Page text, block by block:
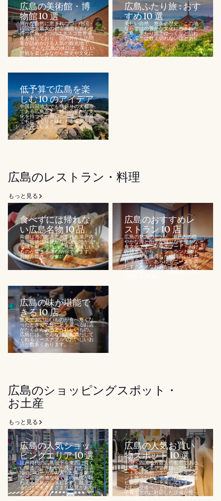
広島の美術館・博
物館 10 選
豊かな自然に恵まれつつ、中国・
四国地方最大の都市機能もあわせ
持つ広島。2 つのユネスコ世界遺
産を有しており、国内外から訪問
客が詰めかける人気の観光地で
す。 そんな広島の休日は、美しい
景観を楽しみながら歴史や文化に
思いをはせる旅はいかがですか
広島ふたり旅 : おす
すめ 10 選
美しい自然、悠久の歴史、この地
ならではの豊かな文化に恵まれた
広島。ふたり旅でゆっくりと訪れ
たい場所は数え切れないほどあり
ます。...
低予算で広島を楽
しむ 10 のアイデア
中国四国地方でも指折りの大都市
である広島市と、独自の豊かな文
化を持つその周辺の地域。低予算
でもじっくりと味わえる場所を回
ってみましょう。...
広島のレストラン・料理
もっと見る
食べずには帰れな
い広島名物 10 品
南側は海の恵みにあふれた瀬戸内
海、背後は緑豊かな中国山地が迫
る城下町、広島。広島に美味しい
ものが集まるのも納得できます。
お好み焼き、かき...
広島のおすすめレ
ストラン 10 店
広島の魅力の 1 つが、瀬戸内の穏
やかな海と山々が織りなす豊かな
食文化です。ソウルフード「お好
み焼き」から、ミシュランガイド
で 3 つ星を獲得した格調高い日本
料理店まで、あらゆるニーズを満
たすグルメなお店がそろっている
のが特徴。 日本一の生産高を誇る
広島の味が堪能で
きる 10 店
旅先でおいしいものが食べたくな
ったとき、気軽に足を運べるお店
がたくさんあるとうれしいもの。
広島には、そんな旅心を満たして
くれるリーズナブルでおいしいお
店が数多くあります。...
広島のショッピングスポット・
お土産
もっと見る
広島の人気ショッ
ピングエリア 10 選
江戸時代の広島城下を東西に貫く
山陽道のにぎわいが残された商店
街や、ローカルの人々が集う朝市
など、ご当地ならではの風情が味
わえる広島のショピング。散策す
るだけでもさまざまな発見がある
ことでしょう。...
広島の人気お買い
物スポット 10 選
中国・四国地方最大の都市である
広島タウンエリアには、フードコ
ートや映画館、エンターテインメ
ント施設などがそろった大型ショ
ピングモールが充実しています。
おむつ交換ベッドや授乳室など、
子育て世代に対応した設備が整っ
ているのも、ファミリーにうれし